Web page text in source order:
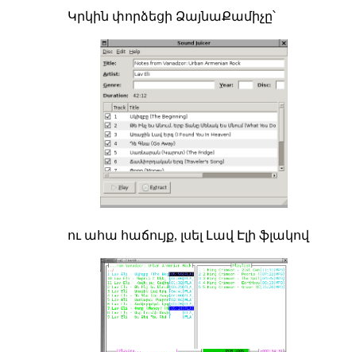
Կրկին փորձեցի ՁայնաՔամիչը՝
ու ահա հաճույք, լսել Լավ Էլի ֆլակով